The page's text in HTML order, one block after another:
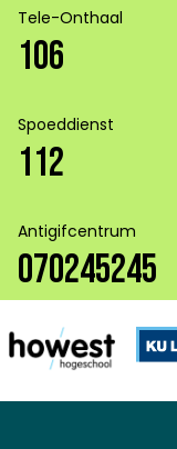
Tele-Onthaal
106
Spoeddienst
112
Antigifcentrum
070245245